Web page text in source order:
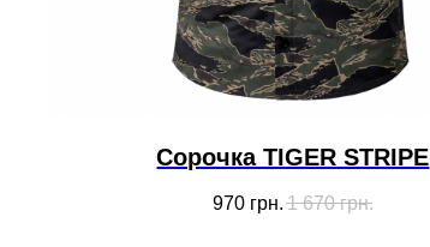
Cорочка TIGER STRIPE
970 грн. 1 670 грн.